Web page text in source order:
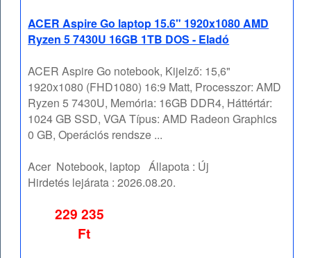
ACER Aspire Go laptop 15.6" 1920x1080 AMD
Ryzen 5 7430U 16GB 1TB DOS - Eladó
ACER Aspire Go notebook, Kijelző: 15,6"
1920x1080 (FHD1080) 16:9 Matt, Processzor: AMD
Ryzen 5 7430U, Memória: 16GB DDR4, Háttértár:
1024 GB SSD, VGA Típus: AMD Radeon Graphics
0 GB, Operációs rendsze ...
Acer Notebook, laptop Állapota : Új
Hirdetés lejárata :2026.08.20.
229 235
Ft